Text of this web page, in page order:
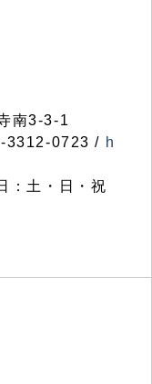
南3-3-1
3312-0723 / h
：土・日・祝